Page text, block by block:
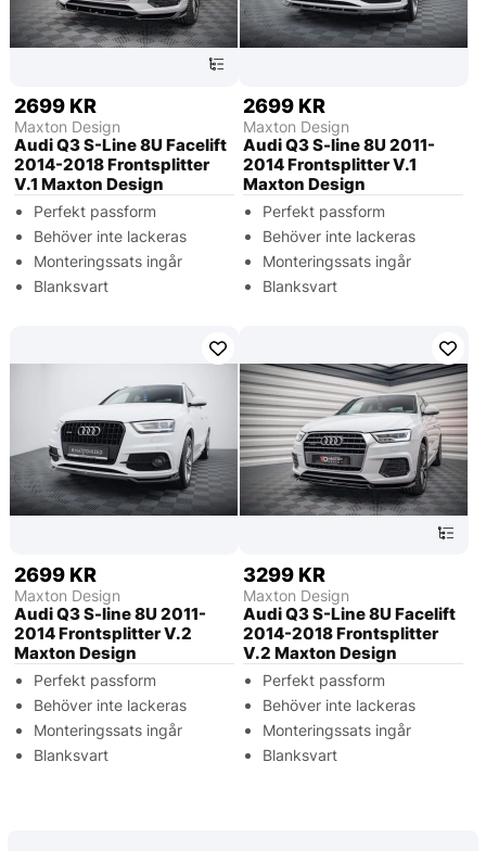
2699 KR
Maxton Design
Audi Q3 S-Line 8U Facelift
2014-2018 Frontsplitter
V.1 Maxton Design
Perfekt passform
Behöver inte lackeras
Monteringssats ingår
Blanksvart
2699 KR
Maxton Design
Audi Q3 S-line 8U 2011-
2014 Frontsplitter V.1
Maxton Design
Perfekt passform
Behöver inte lackeras
Monteringssats ingår
Blanksvart
2699 KR
Maxton Design
Audi Q3 S-line 8U 2011-
2014 Frontsplitter V.2
Maxton Design
Perfekt passform
Behöver inte lackeras
Monteringssats ingår
Blanksvart
3299 KR
Maxton Design
Audi Q3 S-Line 8U Facelift
2014-2018 Frontsplitter
V.2 Maxton Design
Perfekt passform
Behöver inte lackeras
Monteringssats ingår
Blanksvart